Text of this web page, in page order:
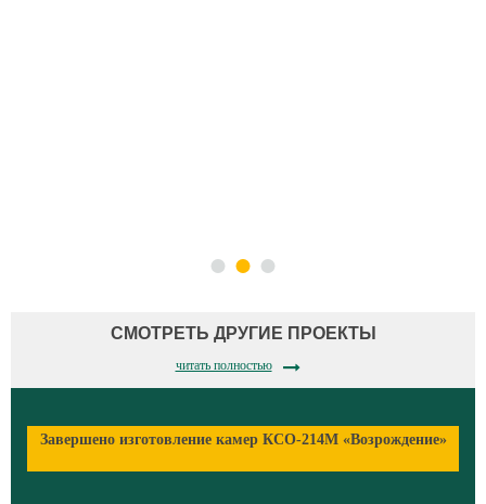
СМОТРЕТЬ ДРУГИЕ ПРОЕКТЫ
читать полностью
Завершено изготовление камер КСО-214М «Возрождение»